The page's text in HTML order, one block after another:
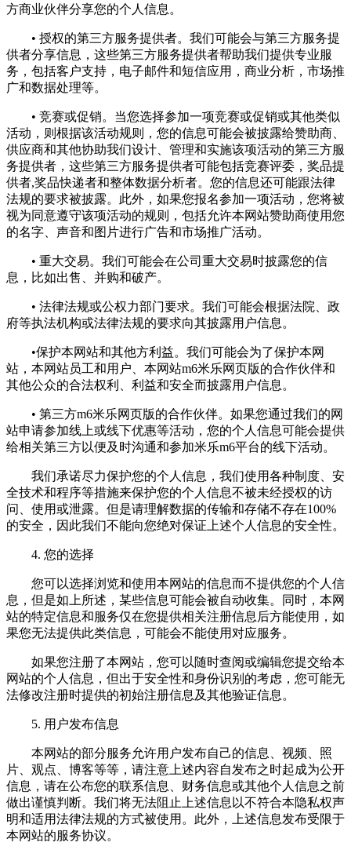
方商业伙伴分享您的个人信息。
• 授权的第三方服务提供者。我们可能会与第三方服务提
供者分享信息，这些第三方服务提供者帮助我们提供专业服
务，包括客户支持，电子邮件和短信应用，商业分析，市场推
广和数据处理等。
• 竞赛或促销。当您选择参加一项竞赛或促销或其他类似
活动，则根据该活动规则，您的信息可能会被披露给赞助商、
供应商和其他协助我们设计、管理和实施该项活动的第三方服
务提供者，这些第三方服务提供者可能包括竞赛评委，奖品提
供者,奖品快递者和整体数据分析者。您的信息还可能跟法律
法规的要求被披露。此外，如果您报名参加一项活动，您将被
视为同意遵守该项活动的规则，包括允许本网站赞助商使用您
的名字、声音和图片进行广告和市场推广活动。
• 重大交易。我们可能会在公司重大交易时披露您的信
息，比如出售、并购和破产。
• 法律法规或公权力部门要求。我们可能会根据法院、政
府等执法机构或法律法规的要求向其披露用户信息。
•保护本网站和其他方利益。我们可能会为了保护本网
站，本网站员工和用户、本网站m6米乐网页版的合作伙伴和
其他公众的合法权利、利益和安全而披露用户信息。
• 第三方m6米乐网页版的合作伙伴。如果您通过我们的网
站申请参加线上或线下优惠等活动，您的个人信息可能会提供
给相关第三方以便及时沟通和参加米乐m6平台的线下活动。
我们承诺尽力保护您的个人信息，我们使用各种制度、安
全技术和程序等措施来保护您的个人信息不被未经授权的访
问、使用或泄露。但是请理解数据的传输和存储不存在100%
的安全，因此我们不能向您绝对保证上述个人信息的安全性。
4. 您的选择
您可以选择浏览和使用本网站的信息而不提供您的个人信
息，但是如上所述，某些信息可能会被自动收集。同时，本网
站的特定信息和服务仅在您提供相关注册信息后方能使用，如
果您无法提供此类信息，可能会不能使用对应服务。
如果您注册了本网站，您可以随时查阅或编辑您提交给本
网站的个人信息，但出于安全性和身份识别的考虑，您可能无
法修改注册时提供的初始注册信息及其他验证信息。
5. 用户发布信息
本网站的部分服务允许用户发布自己的信息、视频、照
片、观点、博客等等，请注意上述内容自发布之时起成为公开
信息，请在公布您的联系信息、财务信息或其他个人信息之前
做出谨慎判断。我们将无法阻止上述信息以不符合本隐私权声
明和适用法律法规的方式被使用。此外，上述信息发布受限于
本网站的服务协议。